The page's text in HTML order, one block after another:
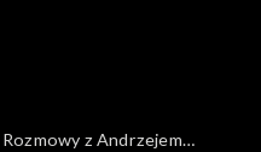
Rozmowy z Andrzejem